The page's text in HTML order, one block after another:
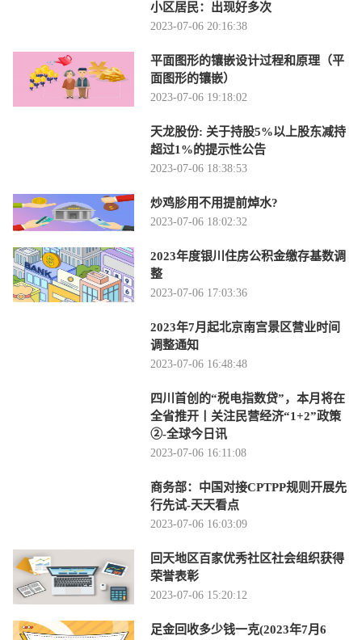
小区居民：出现好多次
2023-07-06 20:16:38
平面图形的镶嵌设计过程和原理（平
面图形的镶嵌）
2023-07-06 19:18:02
天龙股份: 关于持股5%以上股东减持
超过1%的提示性公告
2023-07-06 18:38:53
炒鸡胗用不用提前焯水?
2023-07-06 18:02:32
2023年度银川住房公积金缴存基数调
整
2023-07-06 17:03:36
2023年7月起北京南宫景区营业时间
调整通知
2023-07-06 16:48:48
四川首创的“税电指数贷”，本月将在
全省推开丨关注民营经济“1+2”政策
②-全球今日讯
2023-07-06 16:11:08
商务部：中国对接CPTPP规则开展先
行先试-天天看点
2023-07-06 16:03:09
回天地区百家优秀社区社会组织获得
荣誉表彰
2023-07-06 15:20:12
足金回收多少钱一克(2023年7月6